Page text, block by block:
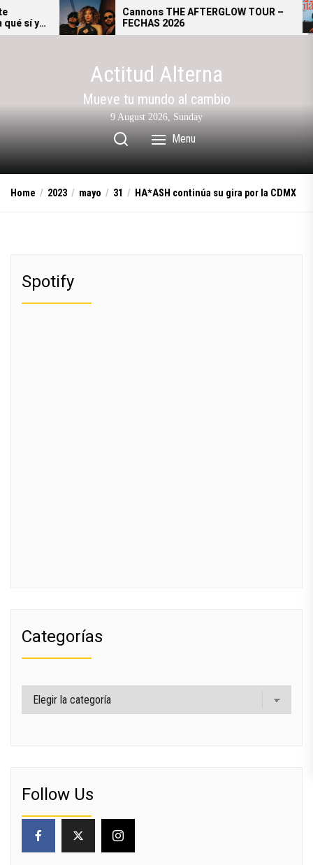
Skip
to
Cannons THE AFTERGLOW TOUR –
FECHAS 2026
Actitud Alterna
Mueve tu mundo al cambio
9 August 2026, Sunday
Menu
Home 2023 mayo 31 HA*ASH continúa su gira por la CDMX
Spotify
Categorías
Categorías
Follow Us